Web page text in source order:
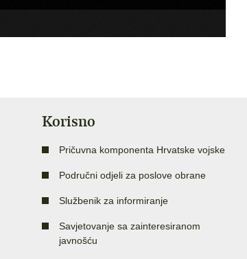
Korisno
Pričuvna komponenta Hrvatske vojske
Područni odjeli za poslove obrane
Službenik za informiranje
Savjetovanje sa zainteresiranom
javnošću